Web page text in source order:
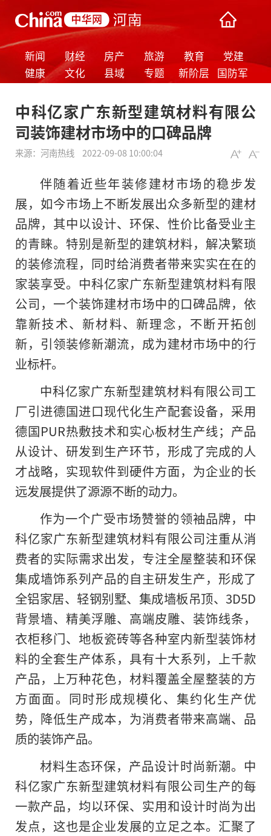
新闻 财经 房产 旅游 教育
党建
健康
文化 县域 专题 新阶层
国防军
中科亿家广东新型建筑材料有限公
司装饰建材市场中的口碑品牌
来源： 河南热线 2022-09-08 10:00:04
伴随着近些年装修建材市场的稳步发
展，如今市场上不断发展出众多新型的建材
品牌，其中以设计、环保、性价比备受业主
的青睐。特别是新型的建筑材料，解决繁琐
的装修流程，同时给消费者带来实实在在的
家装享受。中科亿家广东新型建筑材料有限
公司，一个装饰建材市场中的口碑品牌，依
靠新技术、新材料、新理念，不断开拓创
新，引领装修新潮流，成为建材市场中的行
业标杆。
中科亿家广东新型建筑材料有限公司工
厂引进德国进口现代化生产配套设备，采用
德国PUR热敷技术和实心板材生产线；产品
从设计、研发到生产环节，形成了完成的人
才战略，实现软件到硬件方面，为企业的长
远发展提供了源源不断的动力。
作为一个广受市场赞誉的领袖品牌，中
科亿家广东新型建筑材料有限公司注重从消
费者的实际需求出发，专注全屋整装和环保
集成墙饰系列产品的自主研发生产，形成了
全铝家居、轻钢别墅、集成墙板吊顶、3D5D
背景墙、精美浮雕、高端皮雕、装饰线条，
衣柜移门、地板瓷砖等各种室内新型装饰材
料的全套生产体系，具有十大系列，上千款
产品，上万种花色，材料覆盖全屋整装的方
方面面。同时形成规模化、集约化生产优
势，降低生产成本，为消费者带来高端、品
质的装饰产品。
材料生态环保，产品设计时尚新潮。中
科亿家广东新型建筑材料有限公司生产的每
一款产品，均以环保、实用和设计时尚为出
发点，这也是企业发展的立足之本。汇聚了